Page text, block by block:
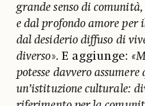
grande senso di
e dal profondo amore
dal desiderio diffuso di
diverso». E aggiunge:
potesse davvero
un’istituzione culturale: